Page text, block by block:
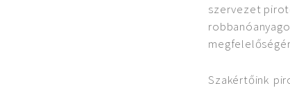
szervezet
Szakértőink